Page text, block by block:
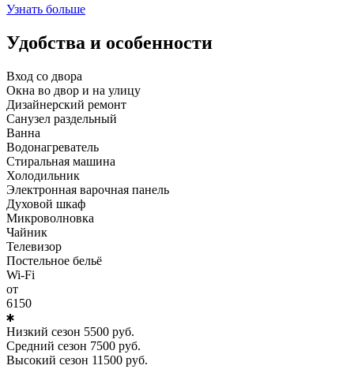
Узнать больше
Удобства и особенности
Вход со двора
Окна во двор и на улицу
Дизайнерский ремонт
Санузел раздельный
Ванна
Водонагреватель
Стиральная машина
Холодильник
Электронная варочная панель
Духовой шкаф
Микроволновка
Чайник
Телевизор
Постельное бельё
Wi-Fi
от
6150
Низкий сезон 5500 руб.
Средний сезон 7500 руб.
Высокий сезон 11500 руб.